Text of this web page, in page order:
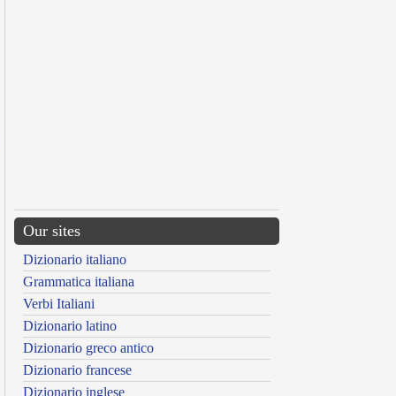
Our sites
Dizionario italiano
Grammatica italiana
Verbi Italiani
Dizionario latino
Dizionario greco antico
Dizionario francese
Dizionario inglese